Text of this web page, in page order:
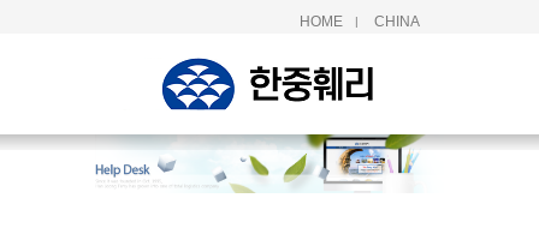
HOME | CHINA